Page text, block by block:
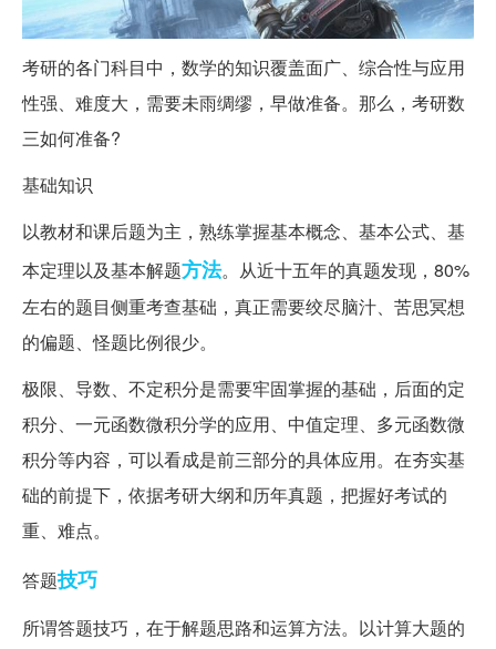
考研的各门科目中，数学的知识覆盖面广、综合性与应用
性强、难度大，需要未雨绸缪，早做准备。那么，考研数
三如何准备?
基础知识
以教材和课后题为主，熟练掌握基本概念、基本公式、基
本定理以及基本解题方法。从近十五年的真题发现，80%
左右的题目侧重考查基础，真正需要绞尽脑汁、苦思冥想
的偏题、怪题比例很少。
极限、导数、不定积分是需要牢固掌握的基础，后面的定
积分、一元函数微积分学的应用、中值定理、多元函数微
积分等内容，可以看成是前三部分的具体应用。在夯实基
础的前提下，依据考研大纲和历年真题，把握好考试的
重、难点。
答题技巧
所谓答题技巧，在于解题思路和运算方法。以计算大题的